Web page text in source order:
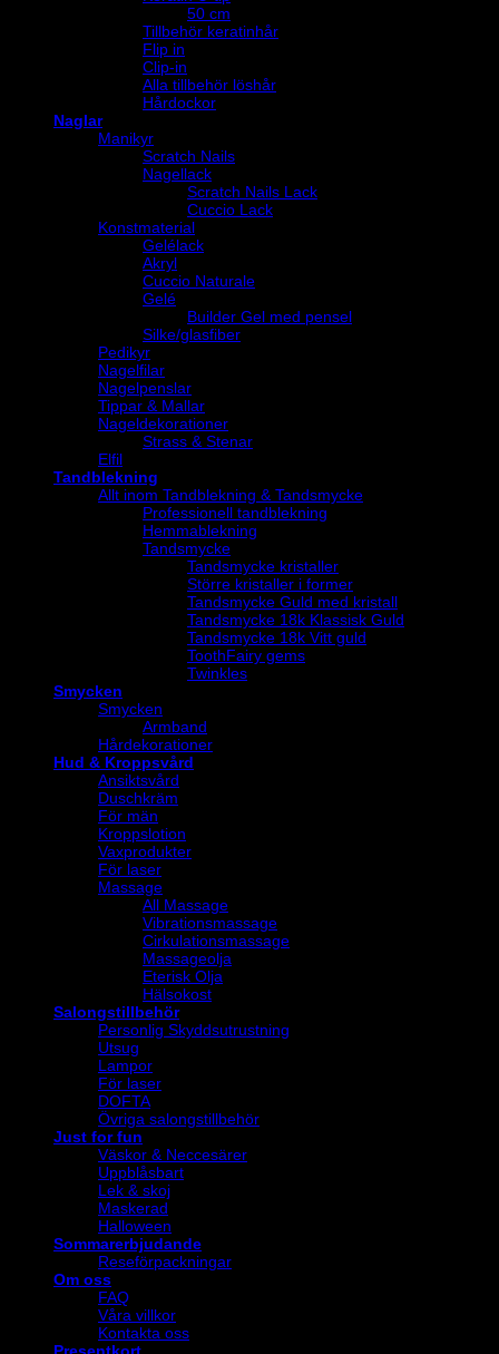
50 cm
Tillbehör keratinhår
Flip in
Clip-in
Alla tillbehör löshår
Hårdockor
Naglar
Manikyr
Scratch Nails
Nagellack
Scratch Nails Lack
Cuccio Lack
Konstmaterial
Gelélack
Akryl
Cuccio Naturale
Gelé
Builder Gel med pensel
Silke/glasfiber
Pedikyr
Nagelfilar
Nagelpenslar
Tippar & Mallar
Nageldekorationer
Strass & Stenar
Elfil
Tandblekning
Allt inom Tandblekning & Tandsmycke
Professionell tandblekning
Hemmablekning
Tandsmycke
Tandsmycke kristaller
Större kristaller i former
Tandsmycke Guld med kristall
Tandsmycke 18k Klassisk Guld
Tandsmycke 18k Vitt guld
ToothFairy gems
Twinkles
Smycken
Smycken
Armband
Hårdekorationer
Hud & Kroppsvård
Ansiktsvård
Duschkräm
För män
Kroppslotion
Vaxprodukter
För laser
Massage
All Massage
Vibrationsmassage
Cirkulationsmassage
Massageolja
Eterisk Olja
Hälsokost
Salongstillbehör
Personlig Skyddsutrustning
Utsug
Lampor
För laser
DOFTA
Övriga salongstillbehör
Just for fun
Väskor & Neccesärer
Uppblåsbart
Lek & skoj
Maskerad
Halloween
Sommarerbjudande
Reseförpackningar
Om oss
FAQ
Våra villkor
Kontakta oss